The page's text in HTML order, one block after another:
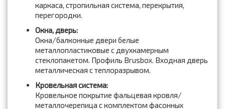
каркаса, стропильная система, перекрытия,
перегородки.
Окна, дверь:
Окна/балконные двери белые
металлопластиковые с двухкамерным
стеклопакетом. Профиль Brusbox. Входная дверь
металлическая с теплоразрывом.
Кровельная система:
Кровельное покрытие фальцевая кровля/
металлочерепица с комплектом фасонных